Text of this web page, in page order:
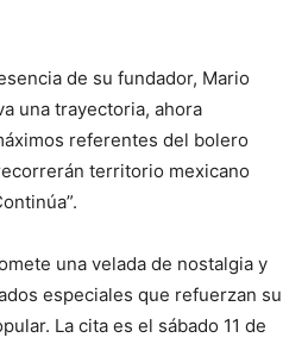
de su fundador, Mario
una trayectoria, ahora
referentes del bolero
territorio mexicano
una velada de nostalgia y
especiales que refuerzan su
La cita es el sábado 11 de